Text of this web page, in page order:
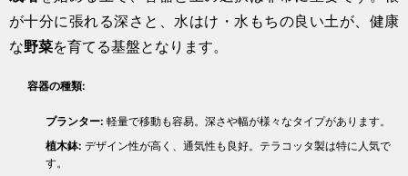
が十分に張れる深さと、水はけ・水もちの良い土が、健康
な野菜を育てる基盤となります。
容器の種類:
プランター: 軽量で移動も容易。深さや幅が様々なタイプがあります。
植木鉢: デザイン性が高く、通気性も良好。テラコッタ製は特に人気で
す。